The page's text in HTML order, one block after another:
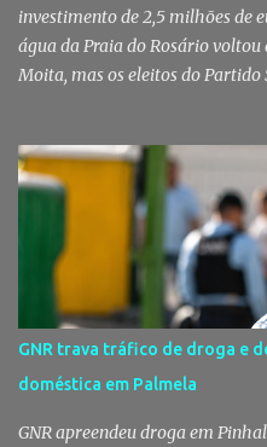
investimento de 2,5 milhões de
água da Praia do Rosário
Moita, mas os eleitos do
classificação de "Qualidade
Agência Portuguesa do
algumas informações de
reforçam que a valorização
investimento de cerca de 2,5
Câmara Municipal. A praia é
emblemáticos da Moita A
divulgadas informações que
condições da Praia do Rosário,
Socialista na Câmara Municipal
GNR trava tráfico de droga e
doméstica em Palmela
GNR apreendeu droga em